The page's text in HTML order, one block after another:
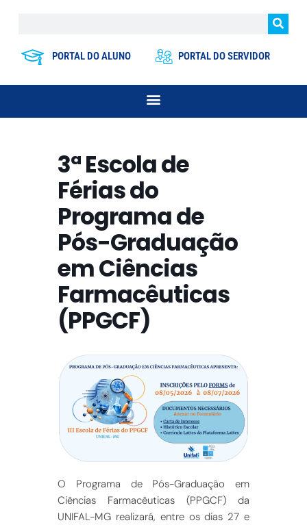
PORTAL DO ALUNO PORTAL DO SERVIDOR
3ª Escola de
Férias do
Programa de
Pós-Graduação
em Ciências
Farmacêuticas
(PPGCF)
O Programa de Pós-Graduação em
Ciências Farmacêuticas (PPGCF) da
UNIFAL-MG realizará, entre os dias 27 e